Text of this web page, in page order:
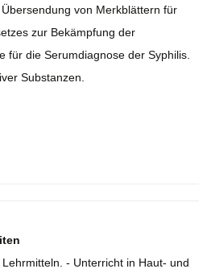
von Merkblättern für
zur Bekämpfung der
die Serumdiagnose der Syphilis.
Substanzen.
- Unterricht in Haut- und